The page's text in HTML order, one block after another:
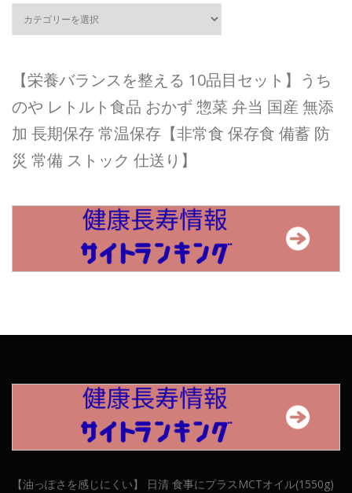
【栄養バランスを整える 10品目セット】うち
のや レトルト食品 おかず 惣菜 弁当 国産 無添
加 長期保存 常温保存【非常食 保存食 備蓄 防
災 常備 ストック 仕送り】
【油っぽさを感じにくい】 日清 食事にプラスMCTオイル(1550g)